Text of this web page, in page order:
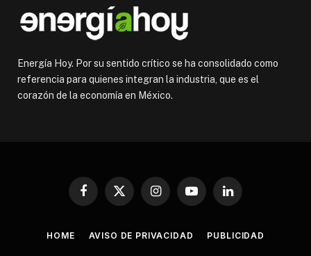
Energía Hoy. Por su sentido crítico se ha consolidado como
referencia para quienes integran la industria, que es el
corazón de la economía en México.
Facebook
X
InstagramYouTubeLinkedIn
HOME AVISO DE PRIVACIDAD PUBLICIDAD